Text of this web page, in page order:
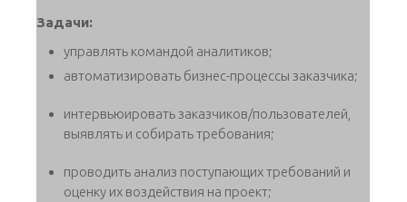
Задачи:
управлять командой аналитиков;
автоматизировать бизнес-процессы заказчика;
интервьюировать заказчиков/пользователей,
выявлять и собирать требования;
проводить анализ поступающих требований и
оценку их воздействия на проект;